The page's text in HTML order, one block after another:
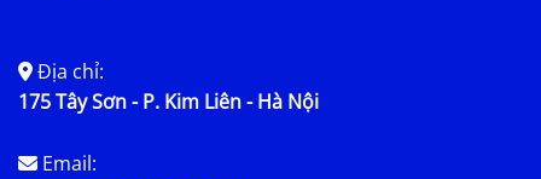
Địa chỉ:
175 Tây Sơn - P. Kim Liên - Hà Nội
Email: